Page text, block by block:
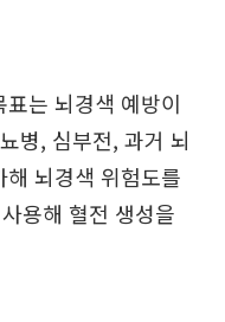
는 뇌경색 예방이
병, 심부전, 과거 뇌
뇌경색 위험도를
용해 혈전 생성을